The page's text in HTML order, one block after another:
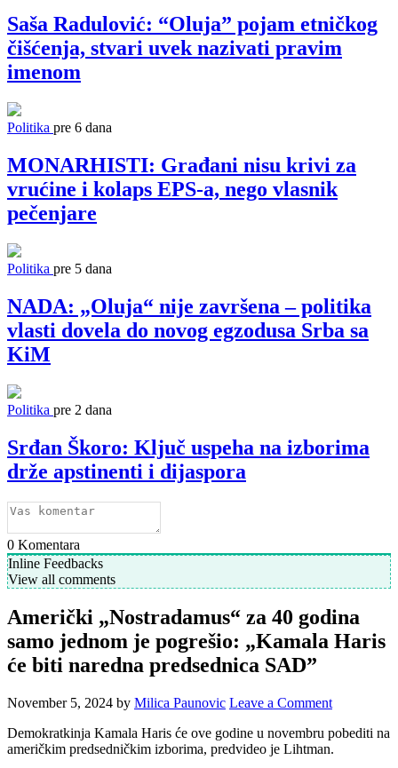
Saša Radulović: “Oluja” pojam etničkog
čišćenja, stvari uvek nazivati pravim
imenom
Politika pre 6 dana
MONARHISTI: Građani nisu krivi za
vrućine i kolaps EPS-a, nego vlasnik
pečenjare
Politika pre 5 dana
NADA: „Oluja“ nije završena – politika
vlasti dovela do novog egzodusa Srba sa
KiM
Politika pre 2 dana
Srđan Škoro: Ključ uspeha na izborima
drže apstinenti i dijaspora
0 Komentara
Inline Feedbacks
View all comments
Američki „Nostradamus“ za 40 godina
samo jednom je pogrešio: „Kamala Haris
će biti naredna predsednica SAD”
November 5, 2024 by Milica Paunovic Leave a Comment
Demokratkinja Kamala Haris će ove godine u novembru pobediti na
američkim predsedničkim izborima, predvideo je Lihtman.